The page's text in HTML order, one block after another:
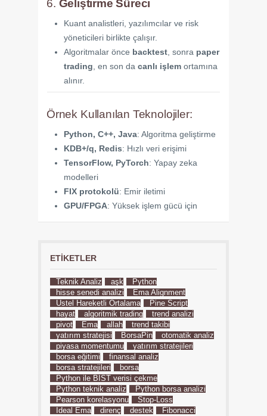
6. Geliştirme Süreci
Kuant analistleri, yazılımcılar ve risk
yöneticileri birlikte çalışır.
Algoritmalar önce backtest, sonra paper
trading, en son da canlı işlem ortamına
alınır.
Örnek Kullanılan Teknolojiler:
Python, C++, Java: Algoritma geliştirme
KDB+/q, Redis: Hızlı veri erişimi
TensorFlow, PyTorch: Yapay zeka
modelleri
FIX protokolü: Emir iletimi
GPU/FPGA: Yüksek işlem gücü için
ETIKETLER
Teknik Analiz aşk
Python
hisse senedi analizi
Ema Alignment
Üstel Hareketli Ortalama
Pine Script
hayat
algoritmik trading
trend analizi
pivot
Ema allah
trend takibi
yatırım stratejisi
BorsaPin
otomatik analiz
piyasa momentumu
yatırım stratejileri
borsa eğitimi
finansal analiz
borsa stratejileri
borsa
Python ile BIST verisi çekme
Python teknik analiz
Python borsa analizi
Pearson korelasyonu
Stop-Loss
İdeal Ema
direnç destek
Fibonacci